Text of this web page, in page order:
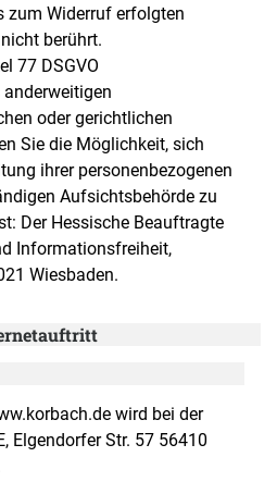
zum Widerruf erfolgten
berührt.
77 DSGVO
anderweitigen
oder gerichtlichen
Sie die Möglichkeit, sich
ihrer personenbezogenen
Aufsichtsbehörde zu
Der Hessische Beauftragte
Informationsfreiheit,
Wiesbaden.
wird bei der
Elgendorfer Str. 57 56410